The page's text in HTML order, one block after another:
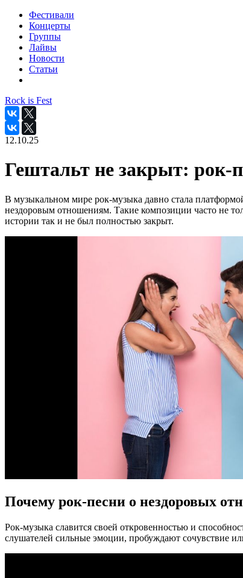
Фестивали
Концерты
Группы
Лайвы
Новости
Статьи
Rock is Fest
12.10.25
Гештальт не закрыт: рок-
В музыкальном мире рок-музыка давно стала
нездоровым отношениям. Такие композиции часто не
истории так и не был полностью закрыт.
Почему рок-песни о нездоровых
Рок-музыка славится своей откровенностью и
слушателей сильные эмоции, пробуждают сочувствие